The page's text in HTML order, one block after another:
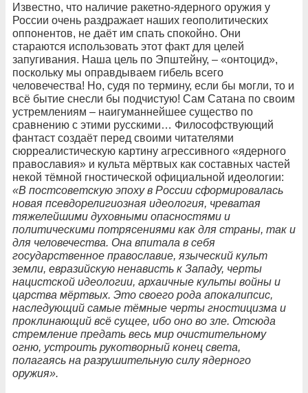
Известно, что наличие ракетно-ядерного оружия у
России очень раздражает наших геополитических
оппонентов, не даёт им спать спокойно. Они
стараются использовать этот факт для целей
запугивания. Наша цель по Эпштейну, – «онтоцид»,
поскольку мы оправдываем гибель всего
человечества! Но, судя по термину, если бы могли, то и
всё бытие снесли бы подчистую! Сам Сатана по своим
устремлениям – наигуманнейшее существо по
сравнению с этими русскими… Философствующий
фантаст создаёт перед своими читателями
сюрреалистическую картину агрессивного «ядерного
православия» и культа мёртвых как составных частей
некой тёмной гностической официальной идеологии:
«В постсоветскую эпоху в России сформировалась
новая псевдорелигиозная идеология, чреватая
тяжелейшими духовными опасностями и
политическими потрясениями как для страны, так и
для человечества. Она впитала в себя
государственное православие, языческий культ
земли, евразийскую ненависть к Западу, черты
нацистской идеологии, архаичные культы войны и
царства мёртвых. Это своего рода апокалипсис,
наследующий самые тёмные черты гностицизма и
проклинающий всё сущее, ибо оно во зле. Отсюда
стремление предать весь мир очистительному
огню, устроить рукотворный конец света,
полагаясь на разрушительную силу ядерного
оружия».